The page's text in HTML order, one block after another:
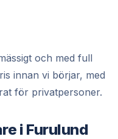
och med full
innan vi börjar, med
för privatpersoner.
i Furulund